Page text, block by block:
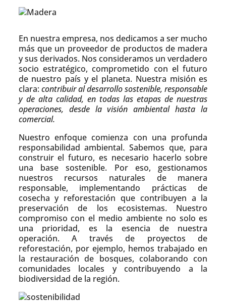
En nuestra empresa, nos dedicamos a ser mucho
más que un proveedor de productos de madera
y sus derivados. Nos consideramos un verdadero
socio estratégico, comprometido con el futuro
de nuestro país y el planeta. Nuestra misión es
clara: contribuir al desarrollo sostenible, responsable
y de alta calidad, en todas las etapas de nuestras
operaciones, desde la visión ambiental hasta la
comercial.
Nuestro enfoque comienza con una profunda
responsabilidad ambiental. Sabemos que, para
construir el futuro, es necesario hacerlo sobre
una base sostenible. Por eso, gestionamos
nuestros recursos naturales de manera
responsable, implementando prácticas de
cosecha y reforestación que contribuyen a la
preservación de los ecosistemas. Nuestro
compromiso con el medio ambiente no solo es
una prioridad, es la esencia de nuestra
operación. A través de proyectos de
reforestación, por ejemplo, hemos trabajado en
la restauración de bosques, colaborando con
comunidades locales y contribuyendo a la
biodiversidad de la región.